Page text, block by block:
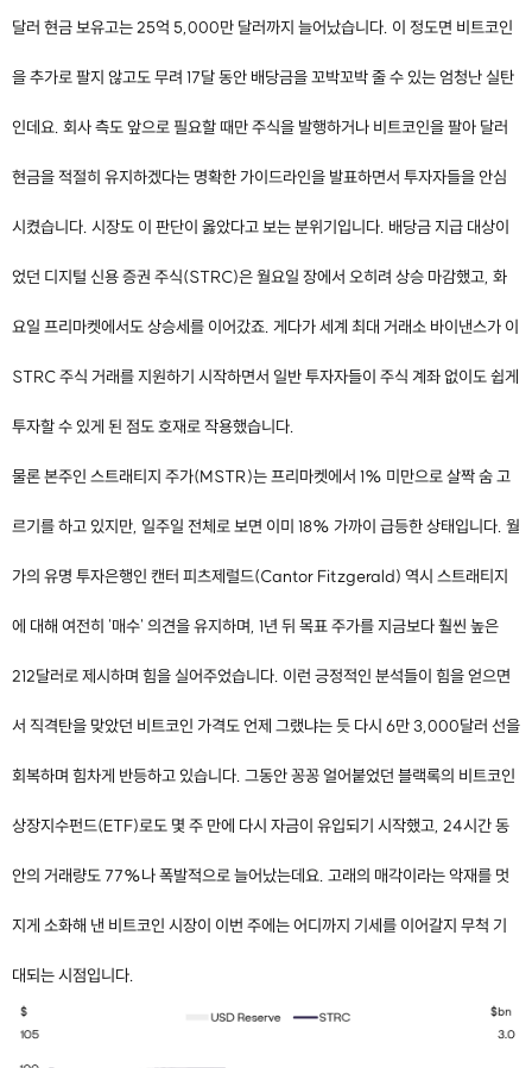
달러 현금 보유고는 25억 5,000만 달러까지 늘어났습니다. 이 정도면 비트코인
을 추가로 팔지 않고도 무려 17달 동안 배당금을 꼬박꼬박 줄 수 있는 엄청난 실탄
인데요. 회사 측도 앞으로 필요할 때만 주식을 발행하거나 비트코인을 팔아 달러
현금을 적절히 유지하겠다는 명확한 가이드라인을 발표하면서 투자자들을 안심
시켰습니다. 시장도 이 판단이 옳았다고 보는 분위기입니다. 배당금 지급 대상이
었던 디지털 신용 증권 주식(STRC)은 월요일 장에서 오히려 상승 마감했고, 화
요일 프리마켓에서도 상승세를 이어갔죠. 게다가 세계 최대 거래소 바이낸스가 이
STRC 주식 거래를 지원하기 시작하면서 일반 투자자들이 주식 계좌 없이도 쉽게
투자할 수 있게 된 점도 호재로 작용했습니다.
물론 본주인 스트래티지 주가(MSTR)는 프리마켓에서 1% 미만으로 살짝 숨 고
르기를 하고 있지만, 일주일 전체로 보면 이미 18% 가까이 급등한 상태입니다. 월
가의 유명 투자은행인 캔터 피츠제럴드(Cantor Fitzgerald) 역시 스트래티지
에 대해 여전히 '매수' 의견을 유지하며, 1년 뒤 목표 주가를 지금보다 훨씬 높은
212달러로 제시하며 힘을 실어주었습니다. 이런 긍정적인 분석들이 힘을 얻으면
서 직격탄을 맞았던 비트코인 가격도 언제 그랬냐는 듯 다시 6만 3,000달러 선을
회복하며 힘차게 반등하고 있습니다. 그동안 꽁꽁 얼어붙었던 블랙록의 비트코인
상장지수펀드(ETF)로도 몇 주 만에 다시 자금이 유입되기 시작했고, 24시간 동
안의 거래량도 77%나 폭발적으로 늘어났는데요. 고래의 매각이라는 악재를 멋
지게 소화해 낸 비트코인 시장이 이번 주에는 어디까지 기세를 이어갈지 무척 기
대되는 시점입니다.